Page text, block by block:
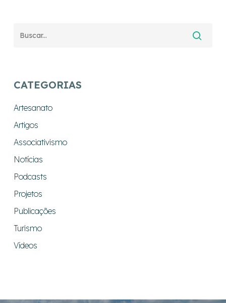
CATEGORIAS
Artesanato
Artigos
Associativismo
Notícias
Podcasts
Projetos
Publicações
Turismo
Vídeos